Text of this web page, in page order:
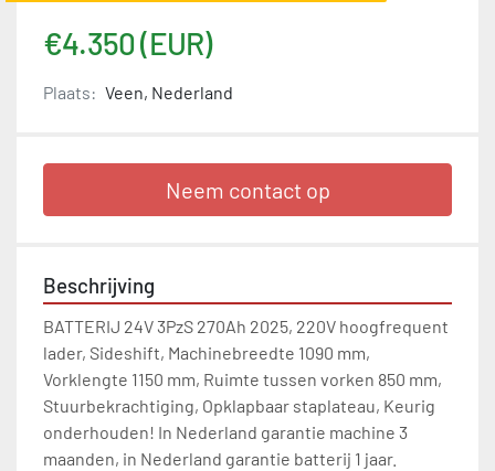
€4.350 (EUR)
Plaats: Veen, Nederland
Neem contact op
Beschrijving
BATTERIJ 24V 3PzS 270Ah 2025, 220V hoogfrequent
lader, Sideshift, Machinebreedte 1090 mm,
Vorklengte 1150 mm, Ruimte tussen vorken 850 mm,
Stuurbekrachtiging, Opklapbaar staplateau, Keurig
onderhouden! In Nederland garantie machine 3
maanden, in Nederland garantie batterij 1 jaar.